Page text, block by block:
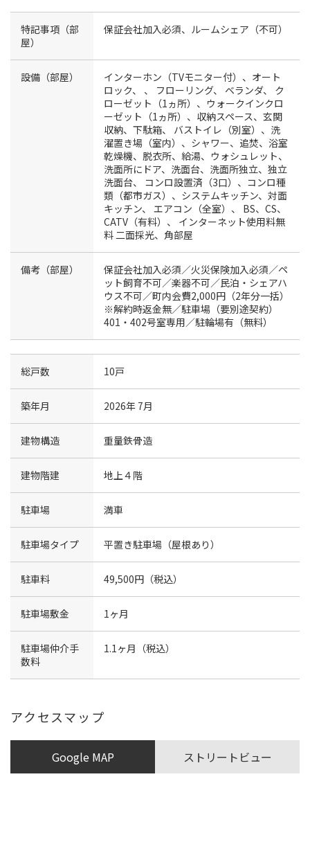
特記事項（部
屋）
保証会社加入必須、ルームシェア（不可）
設備（部屋）
インターホン（TVモニター付）、オート
ロック、 、 フローリング、 ベランダ、 ク
ローゼット（1ヵ所）、ウォークインクロ
ーゼット（1ヵ所）、収納スペース、玄関
収納、下駄箱、 バストイレ（別室）、洗
濯置き場（室内）、シャワー、追焚、浴室
乾燥機、脱衣所、給湯、ウォシュレット、
洗面所にドア、洗面台、洗面所独立、独立
洗面台、 コンロ設置済（3口）、コンロ種
類（都市ガス）、システムキッチン、対面
キッチン、 エアコン（全室）、 BS、CS、
CATV（有料）、 インターネット使用料無
料 二面採光、角部屋
備考（部屋）
保証会社加入必須／火災保険加入必須／ペ
ット飼育不可／楽器不可／民泊・シェアハ
ウス不可／町内会費2,000円（2年分一括）
※解約時返金無／駐車場（要別途契約）
401・402号室専用／駐輪場有（無料）
総戸数 10戸
築年月 2026年 7月
建物構造 重量鉄骨造
建物階建 地上４階
駐車場 満車
駐車場タイプ 平置き駐車場（屋根あり）
駐車料 49,500円（税込）
駐車場敷金 1ヶ月
駐車場仲介手
数料
1.1ヶ月（税込）
アクセスマップ
Google MAP ストリートビュー